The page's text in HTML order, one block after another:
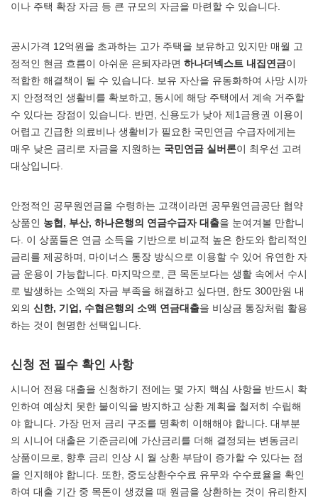
이나 주택 확장 자금 등 큰 규모의 자금을 마련할 수 있습니다.
공시가격 12억원을 초과하는 고가 주택을 보유하고 있지만 매월 고
정적인 현금 흐름이 아쉬운 은퇴자라면 하나더넥스트 내집연금이
적합한 해결책이 될 수 있습니다. 보유 자산을 유동화하여 사망 시까
지 안정적인 생활비를 확보하고, 동시에 해당 주택에서 계속 거주할
수 있다는 장점이 있습니다. 반면, 신용도가 낮아 제1금융권 이용이
어렵고 긴급한 의료비나 생활비가 필요한 국민연금 수급자에게는
매우 낮은 금리로 자금을 지원하는 국민연금 실버론이 최우선 고려
대상입니다.
안정적인 공무원연금을 수령하는 고객이라면 공무원연금공단 협약
상품인 농협, 부산, 하나은행의 연금수급자 대출을 눈여겨볼 만합니
다. 이 상품들은 연금 소득을 기반으로 비교적 높은 한도와 합리적인
금리를 제공하며, 마이너스 통장 방식으로 이용할 수 있어 유연한 자
금 운용이 가능합니다. 마지막으로, 큰 목돈보다는 생활 속에서 수시
로 발생하는 소액의 자금 부족을 해결하고 싶다면, 한도 300만원 내
외의 신한, 기업, 수협은행의 소액 연금대출을 비상금 통장처럼 활용
하는 것이 현명한 선택입니다.
신청 전 필수 확인 사항
시니어 전용 대출을 신청하기 전에는 몇 가지 핵심 사항을 반드시 확
인하여 예상치 못한 불이익을 방지하고 상환 계획을 철저히 수립해
야 합니다. 가장 먼저 금리 구조를 명확히 이해해야 합니다. 대부분
의 시니어 대출은 기준금리에 가산금리를 더해 결정되는 변동금리
상품이므로, 향후 금리 인상 시 월 상환 부담이 증가할 수 있다는 점
을 인지해야 합니다. 또한, 중도상환수수료 유무와 수수료율을 확인
하여 대출 기간 중 목돈이 생겼을 때 원금을 상환하는 것이 유리한지